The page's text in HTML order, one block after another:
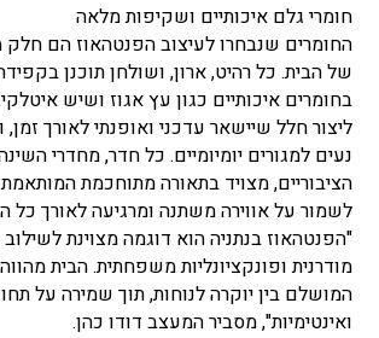
חומרי גלם איכותיים ושקיפות מלאה
החומרים שנבחרו לעיצוב הפנטהאוז הם
של הבית. כל רהיט, ארון, ושולחן תוכנן
בחומרים איכותיים כגון עץ אגוז ושיש
ליצור חלל שיישאר עדכני ואופנתי לאורך זמן,
נעים למגורים יומיומיים. כל חדר, מחדרי
הציבוריים, מצויד בתאורה מתוחכמת
לשמור על אווירה משתנה ומרגיעה לאורך כל
"הפנטהאוז בנתניה הוא דוגמה מצוינת
מודרנית ופונקציונליות משפחתית. הבית
המושלם בין יוקרה לנוחות, תוך שמירה על
ואינטימיות", מסביר המעצב דודו כהן.